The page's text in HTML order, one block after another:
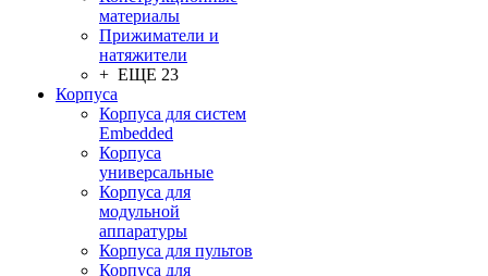
материалы
Прижиматели и
натяжители
+ ЕЩЕ 23
Корпуса
Корпуса для систем
Embedded
Корпуса
универсальные
Корпуса для
модульной
аппаратуры
Корпуса для пультов
Корпуса для